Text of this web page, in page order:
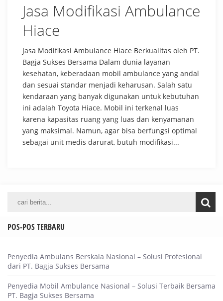
Jasa Modifikasi Ambulance
Hiace
Jasa Modifikasi Ambulance Hiace Berkualitas oleh PT.
Bagja Sukses Bersama Dalam dunia layanan
kesehatan, keberadaan mobil ambulance yang andal
dan sesuai standar menjadi keharusan. Salah satu
kendaraan yang banyak digunakan untuk kebutuhan
ini adalah Toyota Hiace. Mobil ini terkenal luas
karena kapasitas ruang yang luas dan kenyamanan
yang maksimal. Namun, agar bisa berfungsi optimal
sebagai unit medis darurat, butuh modifikasi...
POS-POS TERBARU
Penyedia Ambulans Berskala Nasional – Solusi Profesional
dari PT. Bagja Sukses Bersama
Penyedia Mobil Ambulance Nasional – Solusi Terbaik Bersama
PT. Bagja Sukses Bersama